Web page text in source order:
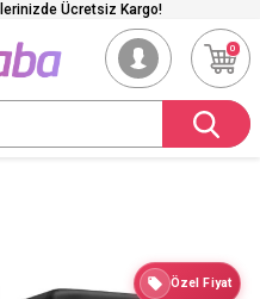
Ücretsiz Kargo!
0
Özel Fiyat